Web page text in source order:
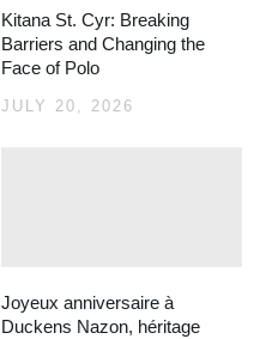
Kitana St. Cyr: Breaking
Barriers and Changing the
Face of Polo
JULY 20, 2026
Joyeux anniversaire à
Duckens Nazon, héritage